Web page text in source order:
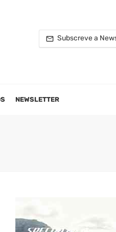
Subscreve a
NEWSLETTER